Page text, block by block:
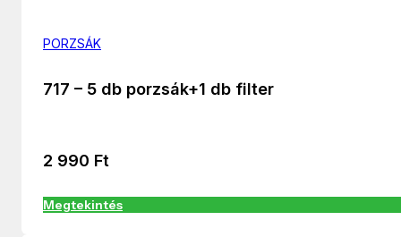
PORZSÁK
717 – 5 db porzsák+1 db filter
2 990 Ft
Megtekintés